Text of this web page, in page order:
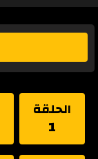
الحلقة
1